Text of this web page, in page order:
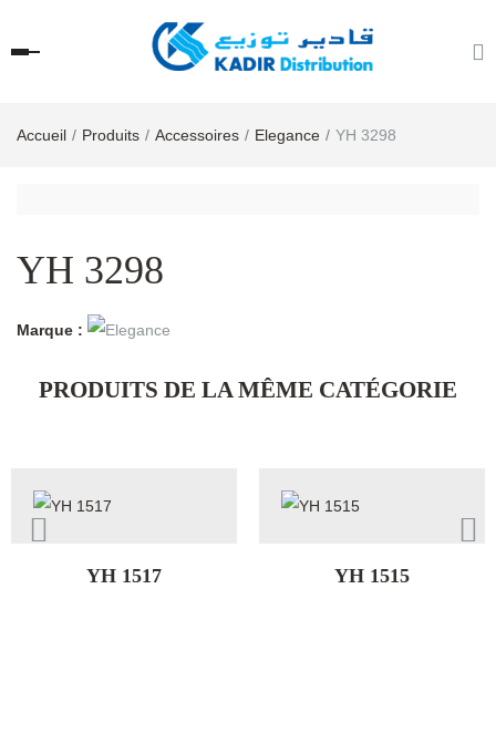
Accueil Produits Accessoires Elegance YH 3298
YH 3298
Marque :
PRODUITS DE LA MÊME CATÉGORIE
YH 1517 YH 1515